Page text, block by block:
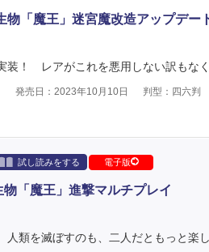
物「魔王」迷宮魔改造アップデー
装！ レアがこれを悪用しない訳もな
発売日：2023年10月10日 判型：四六判
試し読みをする 電子版
「魔王」進撃マルチプレイ
類を滅ぼすのも、二人だともっと楽し